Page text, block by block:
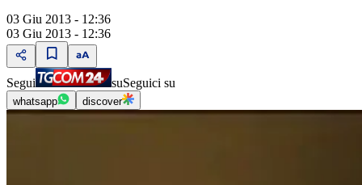
03 Giu 2013 - 12:36
03 Giu 2013 - 12:36
Segui suSeguici su
whatsapp discover